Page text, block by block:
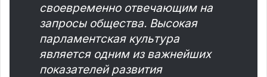
своевременно отвечающим на
запросы общества. Высокая
парламентская культура
является одним из важнейших
показателей развития